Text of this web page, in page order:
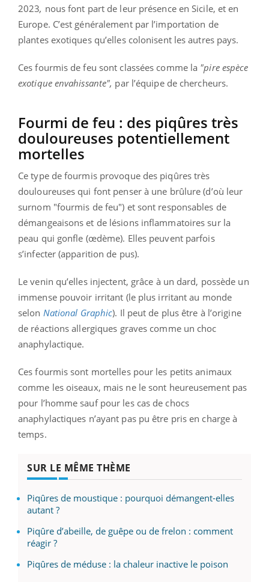
2023, nous font part de leur présence en Sicile, et en
Europe. C’est généralement par l’importation de
plantes exotiques qu’elles colonisent les autres pays.
Ces fourmis de feu sont classées comme la "pire espèce
exotique envahissante", par l’équipe de chercheurs.
Fourmi de feu : des piqûres très
douloureuses potentiellement
mortelles
Ce type de fourmis provoque des piqûres très
douloureuses qui font penser à une brûlure (d’où leur
surnom "fourmis de feu") et sont responsables de
démangeaisons et de lésions inflammatoires sur la
peau qui gonfle (œdème). Elles peuvent parfois
s’infecter (apparition de pus).
Le venin qu’elles injectent, grâce à un dard, possède un
immense pouvoir irritant (le plus irritant au monde
selon National Graphic). Il peut de plus être à l’origine
de réactions allergiques graves comme un choc
anaphylactique.
Ces fourmis sont mortelles pour les petits animaux
comme les oiseaux, mais ne le sont heureusement pas
pour l’homme sauf pour les cas de chocs
anaphylactiques n’ayant pas pu être pris en charge à
temps.
SUR LE MÊME THÈME
Piqûres de moustique : pourquoi démangent-elles
autant ?
Piqûre d’abeille, de guêpe ou de frelon : comment
réagir ?
Piqûres de méduse : la chaleur inactive le poison